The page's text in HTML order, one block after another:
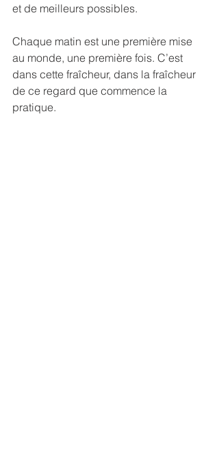
et de meilleurs possibles.
Chaque matin est une première mise
au monde, une première fois. C’est
dans cette fraîcheur, dans la fraîcheur
de ce regard que commence la
pratique.